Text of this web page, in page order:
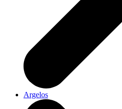
Argelos